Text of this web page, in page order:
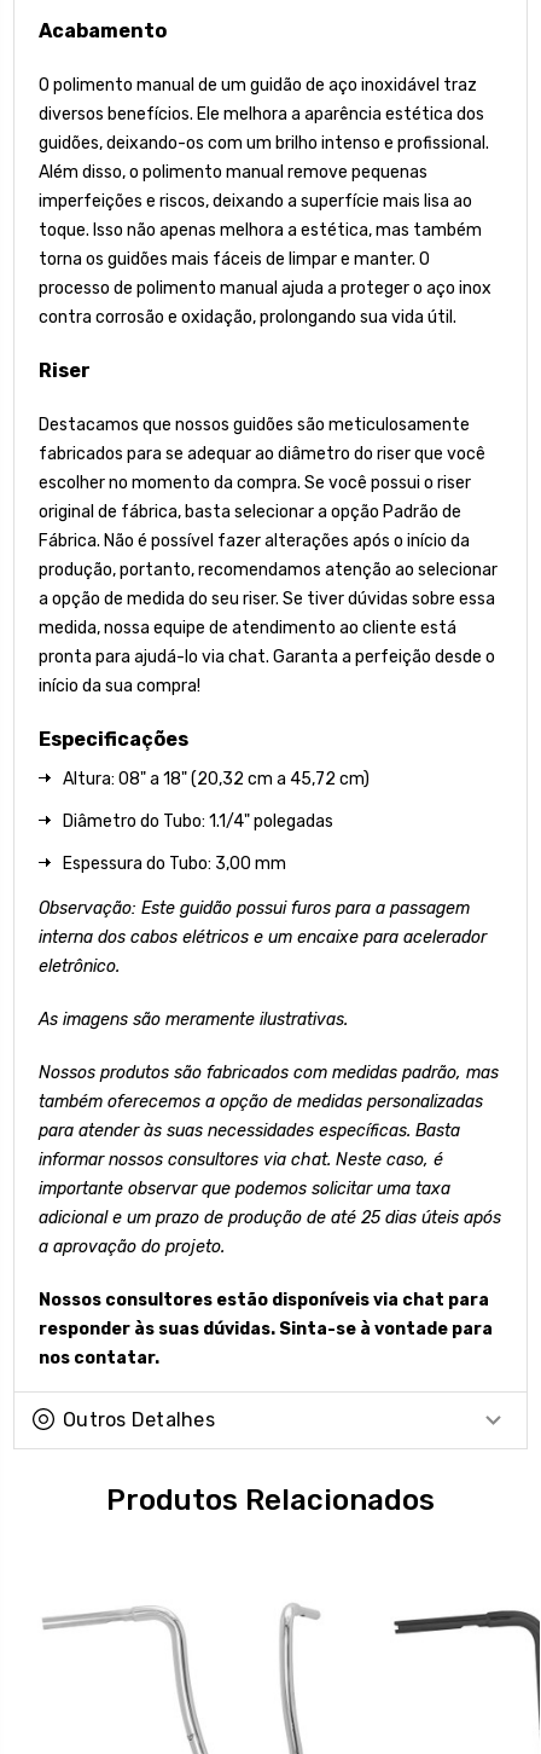
Acabamento
O polimento manual de um guidão de aço inoxidável traz
diversos benefícios. Ele melhora a aparência estética dos
guidões, deixando-os com um brilho intenso e profissional.
Além disso, o polimento manual remove pequenas
imperfeições e riscos, deixando a superfície mais lisa ao
toque. Isso não apenas melhora a estética, mas também
torna os guidões mais fáceis de limpar e manter. O
processo de polimento manual ajuda a proteger o aço inox
contra corrosão e oxidação, prolongando sua vida útil.
Riser
Destacamos que nossos guidões são meticulosamente
fabricados para se adequar ao diâmetro do riser que você
escolher no momento da compra. Se você possui o riser
original de fábrica, basta selecionar a opção Padrão de
Fábrica. Não é possível fazer alterações após o início da
produção, portanto, recomendamos atenção ao selecionar
a opção de medida do seu riser. Se tiver dúvidas sobre essa
medida, nossa equipe de atendimento ao cliente está
pronta para ajudá-lo via chat. Garanta a perfeição desde o
início da sua compra!
Especificações
Altura: 08" a 18" (20,32 cm a 45,72 cm)
Diâmetro do Tubo: 1.1/4" polegadas
Espessura do Tubo: 3,00 mm
Observação: Este guidão possui furos para a passagem
interna dos cabos elétricos e um encaixe para acelerador
eletrônico.
As imagens são meramente ilustrativas.
Nossos produtos são fabricados com medidas padrão, mas
também oferecemos a opção de medidas personalizadas
para atender às suas necessidades específicas. Basta
informar nossos consultores via chat. Neste caso, é
importante observar que podemos solicitar uma taxa
adicional e um prazo de produção de até 25 dias úteis após
a aprovação do projeto.
Nossos consultores estão disponíveis via chat para
responder às suas dúvidas. Sinta-se à vontade para
nos contatar.
Outros Detalhes
Produtos Relacionados